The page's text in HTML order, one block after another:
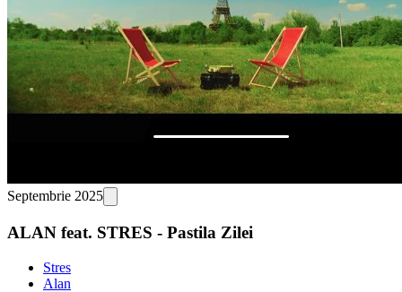
Septembrie 2025
ALAN feat. STRES - Pastila Zilei
Stres
Alan